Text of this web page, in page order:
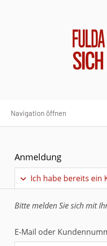
Navigation öffnen
Anmeldung
Ich habe bereits ein
Bitte melden Sie sich mit
E-Mail oder